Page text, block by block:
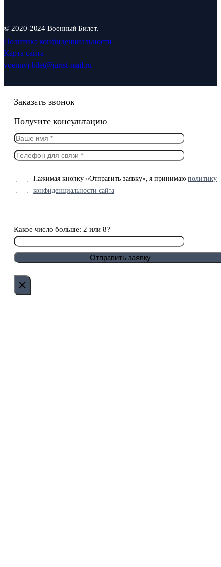
© 2020-2024 Военный Билет.
Политика конфиденциальности
Карта сайта
voennyj-bilet@jurist-mail.ru
Заказать звонок
Получите консультацию
Нажимая кнопку «Отправить заявку», я принимаю политику
конфиденциальности сайта
Какое число больше: 2 или 8?
×